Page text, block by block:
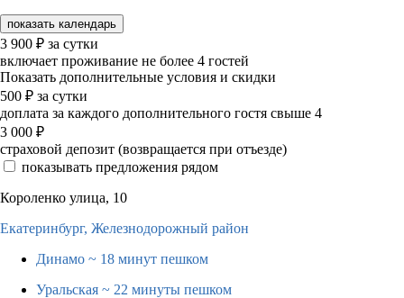
показать календарь
3 900 ₽ за сутки
включает проживание не более 4 гостей
Показать дополнительные условия и скидки
500 ₽ за сутки
доплата за каждого дополнительного гостя свыше 4
3 000 ₽
страховой депозит (возвращается при отъезде)
показывать предложения рядом
Короленко улица, 10
Екатеринбург, Железнодорожный район
Динамо ~ 18 минут пешком
Уральская ~ 22 минуты пешком